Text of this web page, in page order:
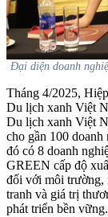
Đại diện doanh
Tháng 4/2025,
Du lịch xanh Việt
Du lịch xanh Việt
cho gần 100
đó có 8 doanh
GREEN cấp độ
đối với môi trường,
tranh và giá trị
phát triển bền